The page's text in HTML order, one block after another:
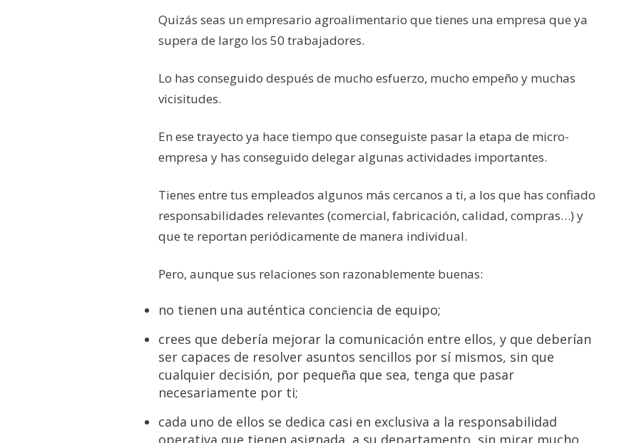
Quizás seas un empresario agroalimentario que tienes una empresa que ya
supera de largo los 50 trabajadores.
Lo has conseguido después de mucho esfuerzo, mucho empeño y muchas
vicisitudes.
En ese trayecto ya hace tiempo que conseguiste pasar la etapa de micro-
empresa y has conseguido delegar algunas actividades importantes.
Tienes entre tus empleados algunos más cercanos a ti, a los que has confiado
responsabilidades relevantes (comercial, fabricación, calidad, compras…) y
que te reportan periódicamente de manera individual.
Pero, aunque sus relaciones son razonablemente buenas:
no tienen una auténtica conciencia de equipo;
crees que debería mejorar la comunicación entre ellos, y que deberían
ser capaces de resolver asuntos sencillos por sí mismos, sin que
cualquier decisión, por pequeña que sea, tenga que pasar
necesariamente por ti;
cada uno de ellos se dedica casi en exclusiva a la responsabilidad
operativa que tienen asignada, a su departamento, sin mirar mucho